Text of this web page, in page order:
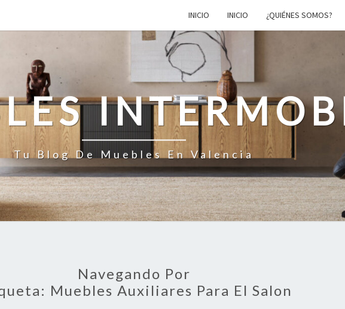
INICIO INICIO ¿QUIÉNES SOMOS?
Tu Blog De Muebles En Valencia
Navegando Por
Muebles Auxiliares Para El Salon